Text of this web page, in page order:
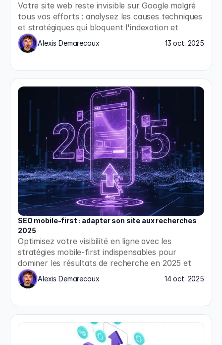
Votre site web reste invisible sur Google malgré
tous vos efforts : analysez les causes techniques
et stratégiques qui bloquent l'indexation et
appliquez les solutions concrètes pour enfin
apparaître dans les résultats de recherche.
Alexis Demarecaux 13 oct. 2025
SEO mobile-first : adapter son site aux recherches
2025
Optimisez votre visibilité en ligne avec les
stratégies mobile-first indispensables pour
dominer les résultats de recherche en 2025 et
répondre aux nouvelles exigences de Google.
Alexis Demarecaux 14 oct. 2025